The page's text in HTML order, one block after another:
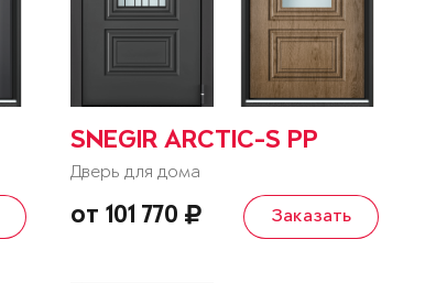
SNEGIR ARCTIC-S PP
Дверь для дома
от 101 770 Заказать